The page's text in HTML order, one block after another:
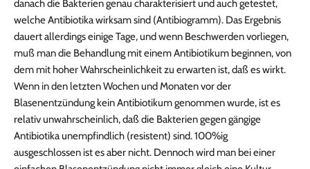
danach die Bakterien genau charakterisiert und auch getestet,
welche Antibiotika wirksam sind (Antibiogramm). Das Ergebnis
dauert allerdings einige Tage, und wenn Beschwerden vorliegen,
muß man die Behandlung mit einem Antibiotikum beginnen, von
dem mit hoher Wahrscheinlichkeit zu erwarten ist, daß es wirkt.
Wenn in den letzten Wochen und Monaten vor der
Blasenentzündung kein Antibiotikum genommen wurde, ist es
relativ unwahrscheinlich, daß die Bakterien gegen gängige
Antibiotika unempfindlich (resistent) sind. 100%ig
ausgeschlossen ist es aber nicht. Dennoch wird man bei einer